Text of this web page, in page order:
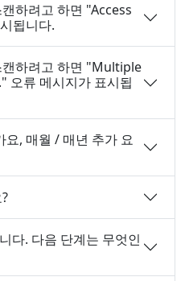
하려고 하면 "Access
됩니다.
캔하려고 하면 "Multiple
오류 메시지가 표시됩
요, 매월 / 매년 추가 요
다. 다음 단계는 무엇인